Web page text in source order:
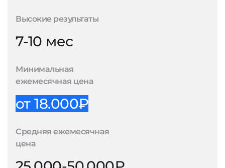
Высокие результаты
7-10 мес
Минимальная
ежемесячная цена
от 18.000₽
Средняя ежемесячная
цена